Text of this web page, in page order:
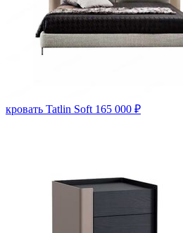
кровать Tatlin Soft 165 000 ₽